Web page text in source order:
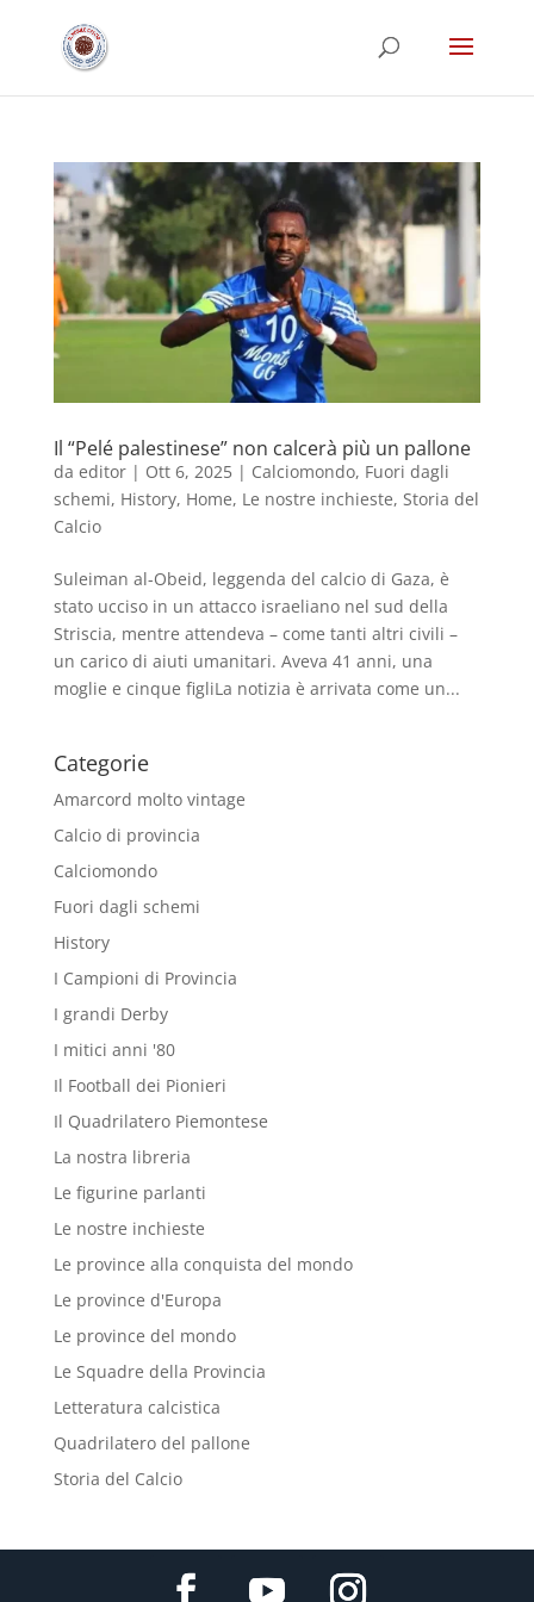
Il “Pelé palestinese” non calcerà più un pallone
da editor| Ott 6, 2025| Calciomondo, Fuori dagli
schemi, History, Home, Le nostre inchieste, Storia del
Calcio
Suleiman al-Obeid, leggenda del calcio di Gaza, è
stato ucciso in un attacco israeliano nel sud della
Striscia, mentre attendeva – come tanti altri civili –
un carico di aiuti umanitari. Aveva 41 anni, una
moglie e cinque figliLa notizia è arrivata come un...
Categorie
Amarcord molto vintage
Calcio di provincia
Calciomondo
Fuori dagli schemi
History
I Campioni di Provincia
I grandi Derby
I mitici anni '80
Il Football dei Pionieri
Il Quadrilatero Piemontese
La nostra libreria
Le figurine parlanti
Le nostre inchieste
Le province alla conquista del mondo
Le province d'Europa
Le province del mondo
Le Squadre della Provincia
Letteratura calcistica
Quadrilatero del pallone
Storia del Calcio